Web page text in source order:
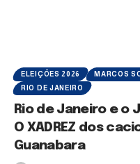
ELEIÇÕES 2026 MARCOS
RIO DE JANEIRO
Rio de Janeiro e o
O XADREZ dos
Guanabara